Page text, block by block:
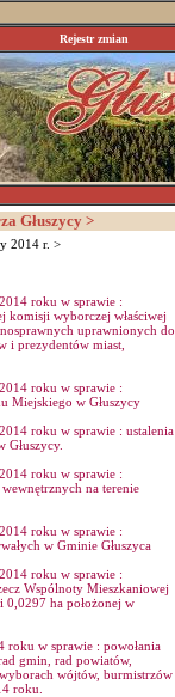
Rejestr zmian
Głuszycy >
2014 r. >
roku w sprawie :
komisji wyborczej właściwej
uprawnionych do
i prezydentów miast,
roku w sprawie :
Miejskiego w Głuszycy
roku w sprawie : ustalenia
roku w sprawie :
na terenie
roku w sprawie :
w Gminie Głuszyca
roku w sprawie :
Wspólnoty Mieszkaniowej
ha położonej w
roku w sprawie : powołania
gmin, rad powiatów,
wójtów, burmistrzów
roku.